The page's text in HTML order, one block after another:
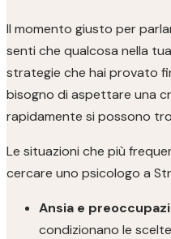
Il momento giusto per
senti che qualcosa nella
strategie che hai provato
bisogno di aspettare una
rapidamente si possono
Le situazioni che più
cercare uno psicologo a
Ansia e
condizionano le